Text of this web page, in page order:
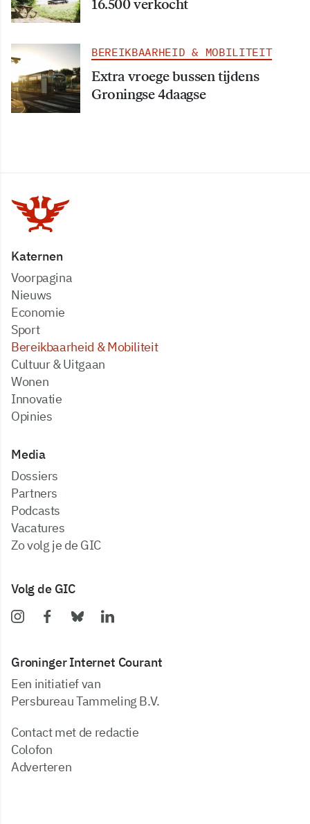
16.500 verkocht
BEREIKBAARHEID & MOBILITEIT
Extra vroege bussen tijdens
Groningse 4daagse
Katernen
Voorpagina
Nieuws
Economie
Sport
Bereikbaarheid & Mobiliteit
Cultuur & Uitgaan
Wonen
Innovatie
Opinies
Media
dossiers
partners
podcasts
vacatures
zo volg je de GIC
Volg de GIC
Groninger Internet Courant
Een initiatief van
Persbureau Tammeling B.V.
Contact met de redactie
Colofon
Adverteren